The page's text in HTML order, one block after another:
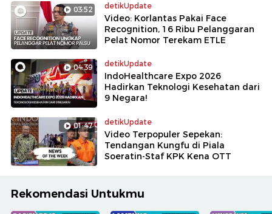
03:52 detikUpdate
Video: Korlantas Pakai Face
Recognition, 16 Ribu Pelanggaran
Pelat Nomor Terekam ETLE
04:39 detikUpdate
IndoHealthcare Expo 2026
Hadirkan Teknologi Kesehatan dari
9 Negara!
01:47 detikUpdate
Video Terpopuler Sepekan:
Tendangan Kungfu di Piala
Soeratin-Staf KPK Kena OTT
Rekomendasi Untukmu